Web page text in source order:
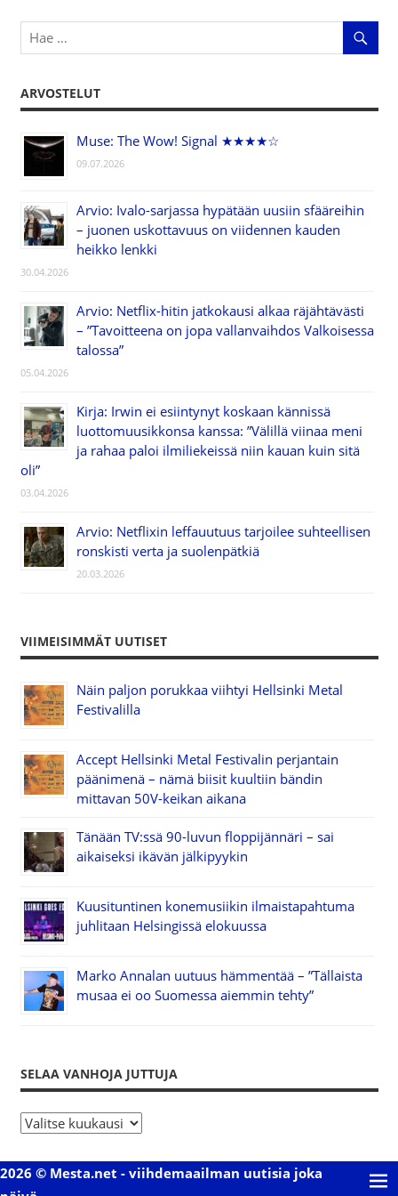
ARVOSTELUT
Muse: The Wow! Signal ★★★★☆
09.07.2026
Arvio: Ivalo-sarjassa hypätään uusiin sfääreihin
– juonen uskottavuus on viidennen kauden
heikko lenkki
30.04.2026
Arvio: Netflix-hitin jatkokausi alkaa räjähtävästi
– ”Tavoitteena on jopa vallanvaihdos Valkoisessa
talossa”
05.04.2026
Kirja: Irwin ei esiintynyt koskaan kännissä
luottomuusikkonsa kanssa: ”Välillä viinaa meni
ja rahaa paloi ilmiliekeissä niin kauan kuin sitä
oli”
03.04.2026
Arvio: Netflixin leffauutuus tarjoilee suhteellisen
ronskisti verta ja suolenpätkiä
20.03.2026
VIIMEISIMMÄT UUTISET
Näin paljon porukkaa viihtyi Hellsinki Metal
Festivalilla
Accept Hellsinki Metal Festivalin perjantain
päänimenä – nämä biisit kuultiin bändin
mittavan 50V-keikan aikana
Tänään TV:ssä 90-luvun floppijännäri – sai
aikaiseksi ikävän jälkipyykin
Kuusituntinen konemusiikin ilmaistapahtuma
juhlitaan Helsingissä elokuussa
Marko Annalan uutuus hämmentää – ”Tällaista
musaa ei oo Suomessa aiemmin tehty”
SELAA VANHOJA JUTTUJA
S
l
2026 © Mesta.net - viihdemaailman uutisia joka